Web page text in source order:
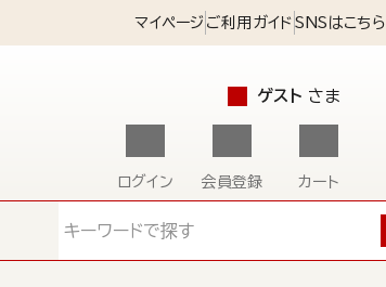
マイページ ご利用ガイド SNSはこちら
ゲスト さま
ログイン 会員登録 カート